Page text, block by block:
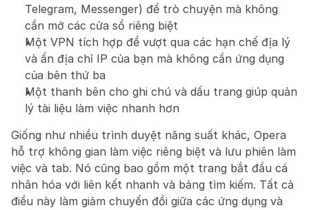
Telegram, Messenger) để trò chuyện mà không
cần mở các cửa sổ riêng biệt
Một VPN tích hợp để vượt qua các hạn chế địa lý
và ẩn địa chỉ IP của bạn mà không cần ứng dụng
của bên thứ ba
Một thanh bên cho ghi chú và dấu trang giúp quản
lý tài liệu làm việc nhanh hơn
Giống như nhiều trình duyệt năng suất khác, Opera
hỗ trợ không gian làm việc riêng biệt và lưu phiên làm
việc và tab. Nó cũng bao gồm một trang bắt đầu cá
nhân hóa với liên kết nhanh và bảng tìm kiếm. Tất cả
điều này làm giảm chuyển đổi giữa các ứng dụng và